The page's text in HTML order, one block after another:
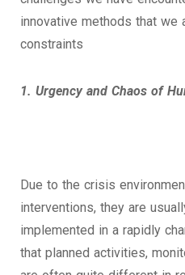
innovative methods that we
constraints
1. Urgency and Chaos of
Due to the crisis
interventions, they are
implemented in a rapidly
that planned activities,